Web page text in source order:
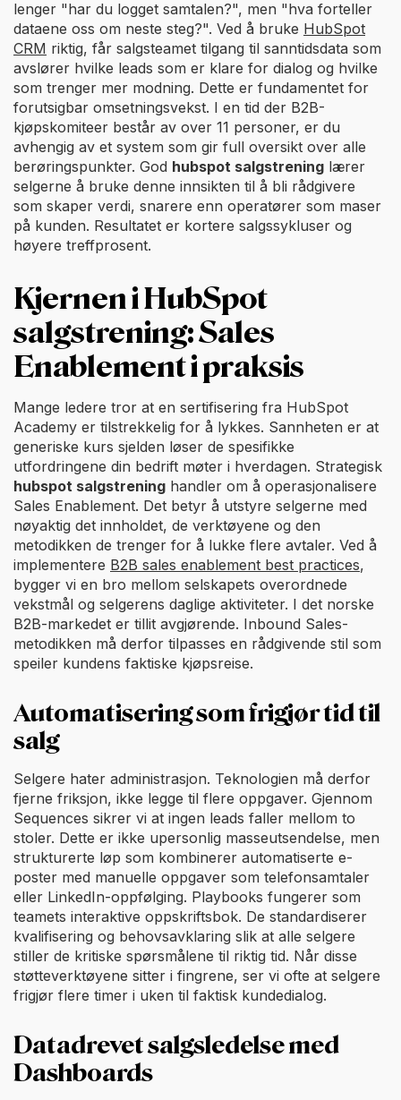
lenger "har du logget samtalen?", men "hva forteller
dataene oss om neste steg?". Ved å bruke HubSpot
CRM riktig, får salgsteamet tilgang til sanntidsdata som
avslører hvilke leads som er klare for dialog og hvilke
som trenger mer modning. Dette er fundamentet for
forutsigbar omsetningsvekst. I en tid der B2B-
kjøpskomiteer består av over 11 personer, er du
avhengig av et system som gir full oversikt over alle
berøringspunkter. God hubspot salgstrening lærer
selgerne å bruke denne innsikten til å bli rådgivere
som skaper verdi, snarere enn operatører som maser
på kunden. Resultatet er kortere salgssykluser og
høyere treffprosent.
Kjernen i HubSpot
salgstrening: Sales
Enablement i praksis
Mange ledere tror at en sertifisering fra HubSpot
Academy er tilstrekkelig for å lykkes. Sannheten er at
generiske kurs sjelden løser de spesifikke
utfordringene din bedrift møter i hverdagen. Strategisk
hubspot salgstrening handler om å operasjonalisere
Sales Enablement. Det betyr å utstyre selgerne med
nøyaktig det innholdet, de verktøyene og den
metodikken de trenger for å lukke flere avtaler. Ved å
implementere B2B sales enablement best practices,
bygger vi en bro mellom selskapets overordnede
vekstmål og selgerens daglige aktiviteter. I det norske
B2B-markedet er tillit avgjørende. Inbound Sales-
metodikken må derfor tilpasses en rådgivende stil som
speiler kundens faktiske kjøpsreise.
Automatisering som frigjør tid til
salg
Selgere hater administrasjon. Teknologien må derfor
fjerne friksjon, ikke legge til flere oppgaver. Gjennom
Sequences sikrer vi at ingen leads faller mellom to
stoler. Dette er ikke upersonlig masseutsendelse, men
strukturerte løp som kombinerer automatiserte e-
poster med manuelle oppgaver som telefonsamtaler
eller LinkedIn-oppfølging. Playbooks fungerer som
teamets interaktive oppskriftsbok. De standardiserer
kvalifisering og behovsavklaring slik at alle selgere
stiller de kritiske spørsmålene til riktig tid. Når disse
støtteverktøyene sitter i fingrene, ser vi ofte at selgere
frigjør flere timer i uken til faktisk kundedialog.
Datadrevet salgsledelse med
Dashboards